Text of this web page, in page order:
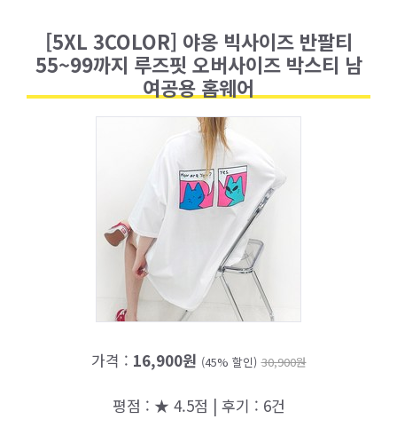
[5XL 3COLOR] 야옹 빅사이즈 반팔티
55~99까지 루즈핏 오버사이즈 박스티 남
여공용 홈웨어
가격 : 16,900원 (45% 할인) 30,900원
평점 : ★ 4.5점 | 후기 : 6건